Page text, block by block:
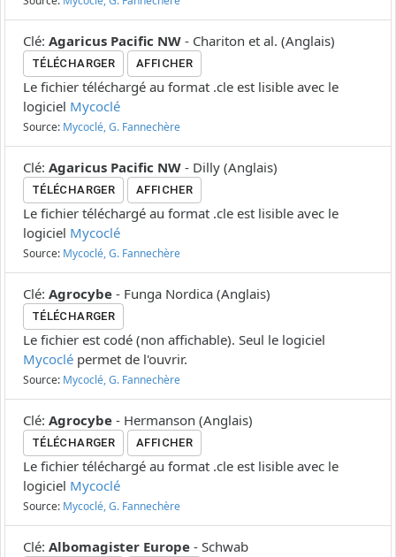
Clé: Agaricus Pacific NW - Chariton et al. (Anglais)
TÉLÉCHARGER AFFICHER
Le fichier téléchargé au format .cle est lisible avec le
logiciel Mycoclé
Source: Mycoclé, G. Fannechère
Clé: Agaricus Pacific NW - Dilly (Anglais)
TÉLÉCHARGER AFFICHER
Le fichier téléchargé au format .cle est lisible avec le
logiciel Mycoclé
Source: Mycoclé, G. Fannechère
Clé: Agrocybe - Funga Nordica (Anglais)
TÉLÉCHARGER
Le fichier est codé (non affichable). Seul le logiciel
Mycoclé permet de l'ouvrir.
Source: Mycoclé, G. Fannechère
Clé: Agrocybe - Hermanson (Anglais)
TÉLÉCHARGER AFFICHER
Le fichier téléchargé au format .cle est lisible avec le
logiciel Mycoclé
Source: Mycoclé, G. Fannechère
Clé: Albomagister Europe - Schwab